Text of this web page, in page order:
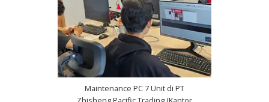
Maintenance PC 7 Unit di PT